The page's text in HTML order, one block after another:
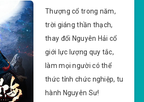
Thượng cổ trong năm,
trời giáng thần thạch,
thay đổi Nguyên Hải cổ
giới lực lượng quy tắc,
làm mọi người có thể
thức tỉnh chức nghiệp, tu
hành Nguyên Sư!